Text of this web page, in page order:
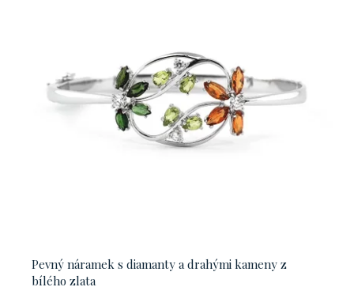
Pevný náramek s diamanty a drahými kameny z
bílého zlata